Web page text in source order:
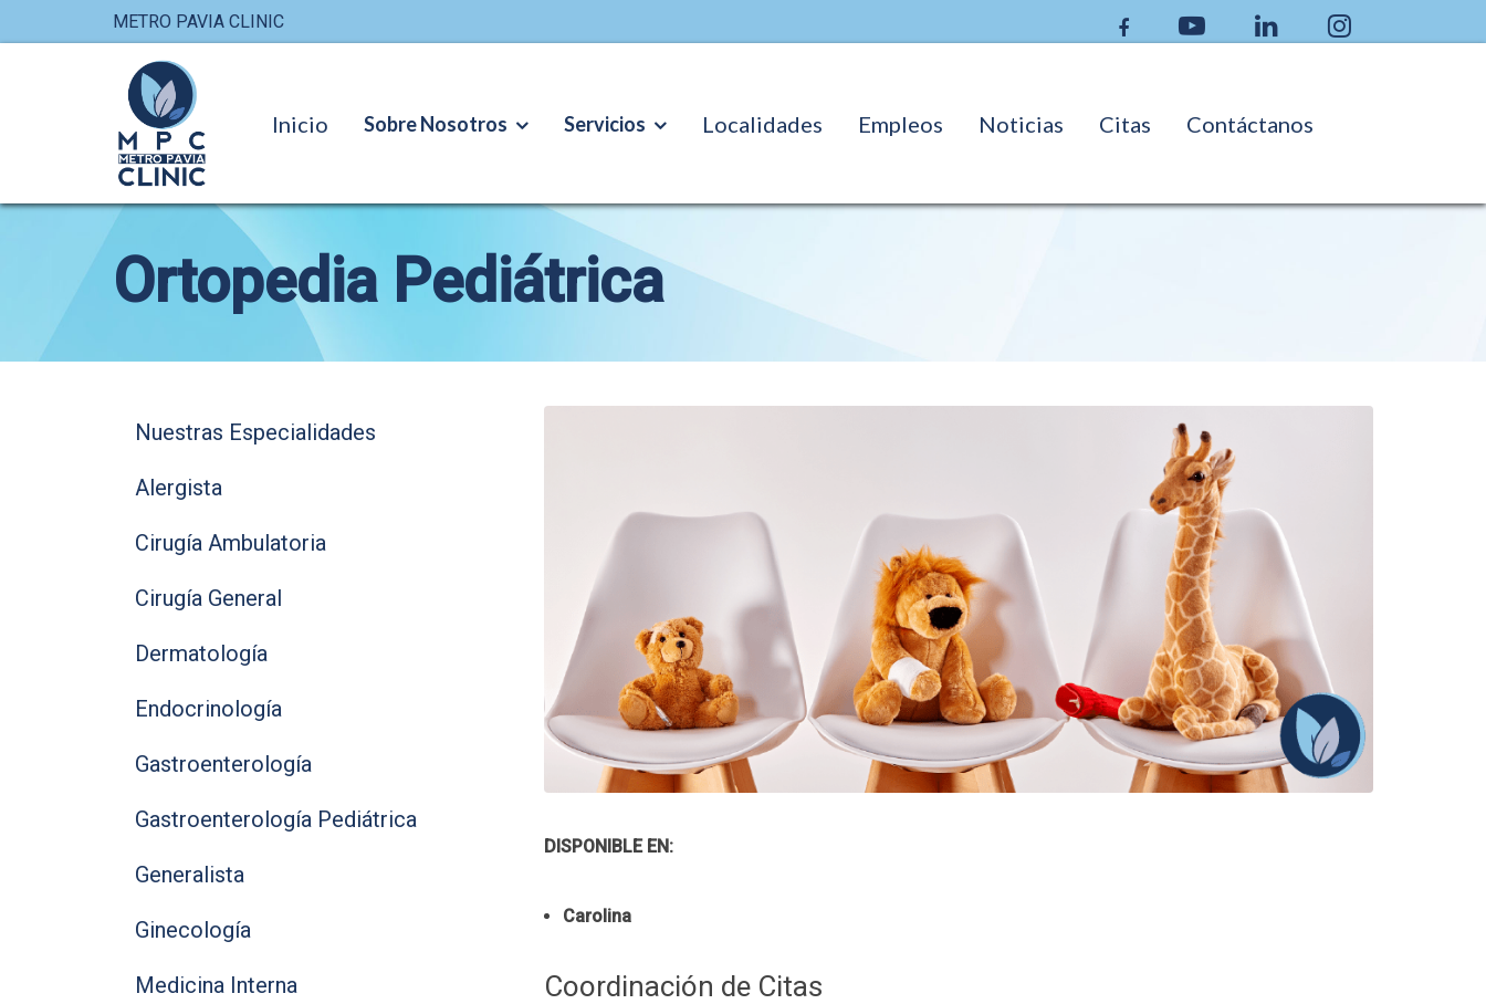
METRO PAVIA CLINIC
Inicio Sobre Nosotros Servicios Localidades Empleos Noticias Citas Contáctanos
Ortopedia Pediátrica
Nuestras Especialidades
Alergista
Cirugía Ambulatoria
Cirugía General
Dermatología
Endocrinología
Gastroenterología
Gastroenterología Pediátrica
Generalista
Ginecología
Medicina Interna
DISPONIBLE EN:
Carolina
Coordinación de Citas